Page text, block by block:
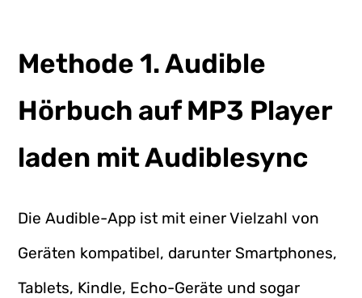
Methode 1. Audible
Hörbuch auf MP3 Player
laden mit Audiblesync
Die Audible-App ist mit einer Vielzahl von
Geräten kompatibel, darunter Smartphones,
Tablets, Kindle, Echo-Geräte und sogar